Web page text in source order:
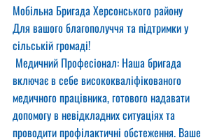
Мобільна Бригада Херсонського району
Для вашого благополуччя та підтримки у
сільській громаді!
Медичний Професіонал: Наша бригада
включає в себе висококваліфікованого
медичного працівника, готового надавати
допомогу в невідкладних ситуаціях та
проводити профілактичні обстеження. Ваше